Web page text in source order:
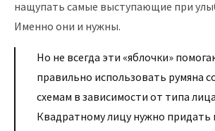
нащупать самые выступающие при
Именно они и нужны.
Но не всегда эти «яблочки»
правильно использовать румяна
схемам в зависимости от типа
Квадратному лицу нужно придать